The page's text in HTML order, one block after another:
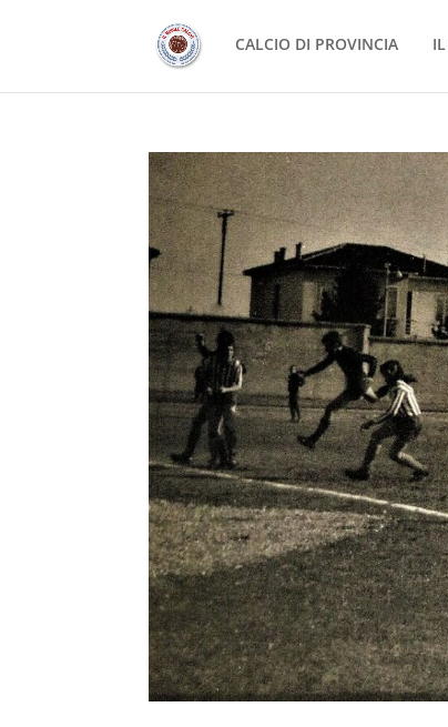
CALCIO DI PROVINCIA